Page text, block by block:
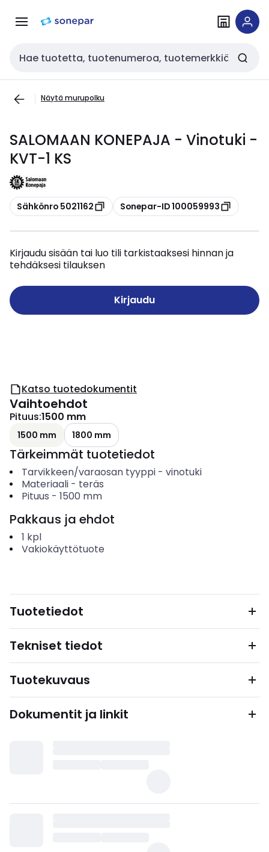
navigointiinsisältöön
Haku
Näytä murupolku
SALOMAAN KONEPAJA - Vinotuki -
KVT-1 KS
Kopioi
Sähkönro 5021162 Kopioi
Sonepar-ID 100059993
Kirjaudu sisään tai luo tili tarkistaaksesi hinnan ja
tehdäksesi tilauksen
Kirjaudu
Katso tuotedokumentit
Vaihtoehdot
Pituus:1500 mm
1500 mm 1800 mm
Tärkeimmät tuotetiedot
Tarvikkeen/varaosan tyyppi- vinotuki
Materiaali- teräs
Pituus - 1500 mm
Pakkaus ja ehdot
1 kpl
Vakiokäyttötuote
Tuotetiedot
Tekniset tiedot
Tuotekuvaus
Dokumentit ja linkit